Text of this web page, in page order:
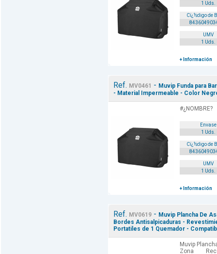
1 Uds.
Cï¿½digo de
UMV
1 Uds.
+ Información
Ref. MV0461 - Muvip Funda para
- Material Impermeable - Color
#¿NOMBRE?
Envase
1 Uds.
Cï¿½digo de
UMV
1 Uds.
+ Información
Ref. MV0619- Muvip Plancha De
Bordes Antisalpicaduras -
Portatiles de 1 Quemador -
Muvip
Zona